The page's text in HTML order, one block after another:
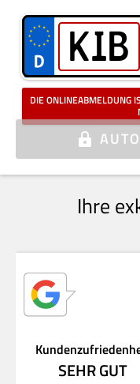
DIE ONLINEABMELDUNG
i Kennzeichen bitte
AUTO
Ihre
SEHR GUT